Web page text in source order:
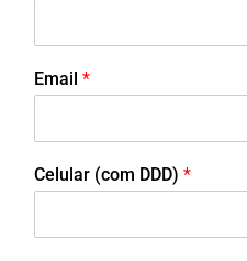
Email *
Celular (com DDD) *